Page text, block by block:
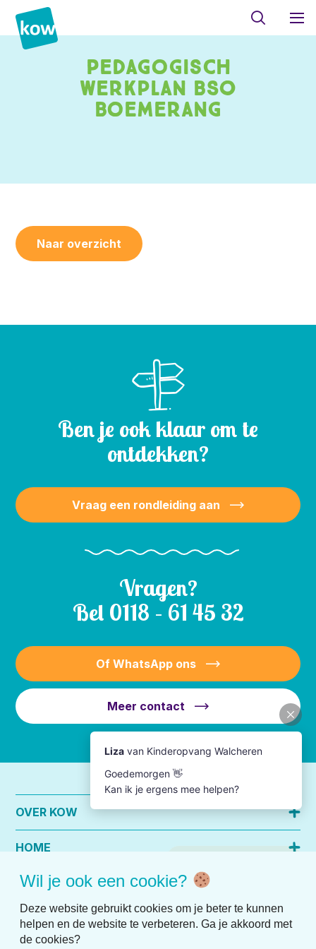
Pedagogisch
werkplan BSO
Boemerang
Naar overzicht
Ben je ook klaar om te
ontdekken?
Vraag een rondleiding aan
Vragen?
Bel 0118 – 61 45 32
Of WhatsApp ons
Meer contact
OVER KOW
HOME
PRAKTISCHE INFO
Wil je ook een cookie?
Deze website gebruikt cookies om je beter te kunnen
helpen en de website te verbeteren. Ga je akkoord met
de cookies?